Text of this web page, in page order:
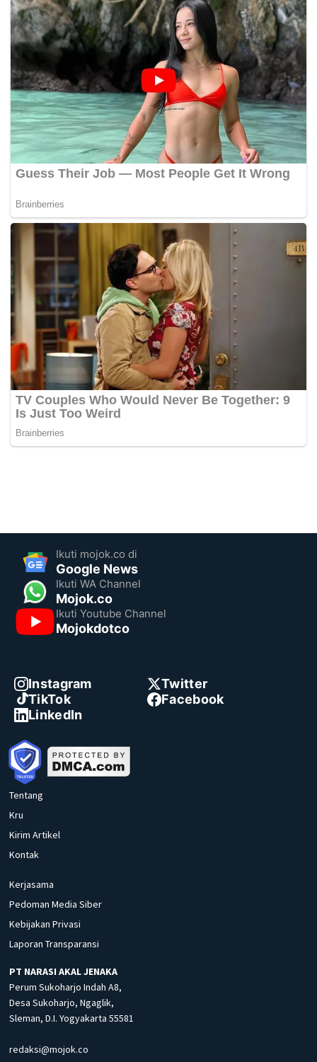
Ikuti mojok.co di
Google News
Ikuti WA Channel
Mojok.co
Ikuti Youtube Channel
Mojokdotco
Instagram
Twitter
TikTok
Facebook
LinkedIn
Tentang
Kru
Kirim Artikel
Kontak
Kerjasama
Pedoman Media Siber
Kebijakan Privasi
Laporan Transparansi
PT NARASI AKAL JENAKA
Perum Sukoharjo Indah A8,
Desa Sukoharjo, Ngaglik,
Sleman, D.I. Yogyakarta 55581
redaksi@mojok.co